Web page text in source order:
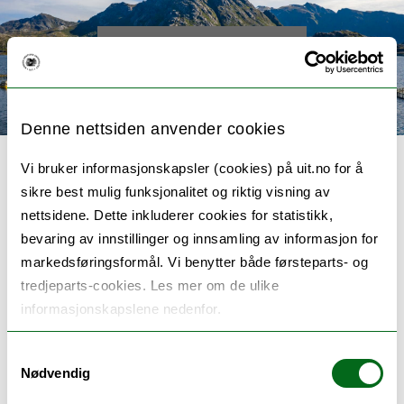
Denne nettsiden anvender cookies
Vi bruker informasjonskapsler (cookies) på uit.no for å
sikre best mulig funksjonalitet og riktig visning av
nettsidene. Dette inkluderer cookies for statistikk,
bevaring av innstillinger og innsamling av informasjon for
markedsføringsformål. Vi benytter både førsteparts- og
tredjeparts-cookies. Les mer om de ulike
informasjonskapslene nedenfor.
Nødvendig
EcoTip
Investigating ecological tipping cascades in
the Arctic Seas
ECOTIP – Ecological tipping cascades in the